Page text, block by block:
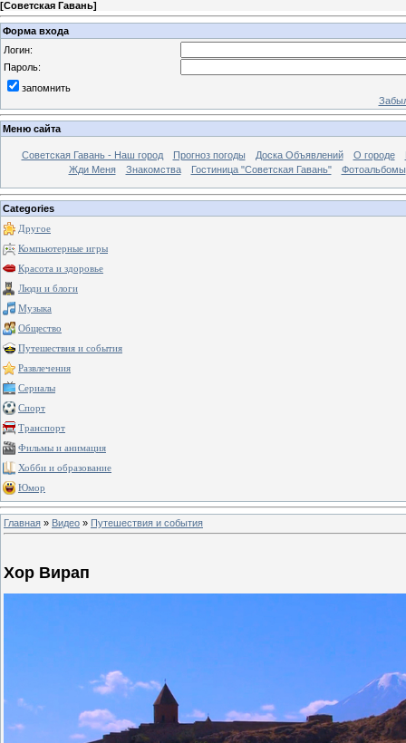
[Советская Гавань]
Форма входа
Логин:
Пароль:
запомнить
Меню сайта
Советская Гавань - Наш город Прогноз погоды Доска Объявлений О городе
Жди Меня
Знакомства Гостиница "Советская Гавань" Фотоальбомы
Categories
Другое
Компьютерные игры
Красота и здоровье
Люди и блоги
Музыка
Общество
Путешествия и события
Развлечения
Сериалы
Спорт
Транспорт
Фильмы и анимация
Хобби и образование
Юмор
Главная » Видео » Путешествия и события
Хор Вирап